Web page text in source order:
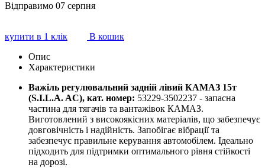
Відправимо 07 серпня
купити в 1 клік
В кошик
Опис
Характеристики
Важіль регулювальний задній лівий КАМАЗ 15т
(S.I.L.A. AC), кат. номер: 53229-3502237 - запасна
частина для тягачів та вантажівок КАМАЗ.
Виготовлений з високоякісних матеріалів, що забезпечує
довговічність і надійність. Запобігає вібрації та
забезпечує правильне керування автомобілем. Ідеально
підходить для підтримки оптимального рівня стійкості
на дорозі.